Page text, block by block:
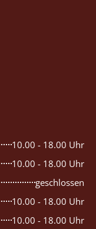
10.00 - 18.00 Uhr
10.00 - 18.00 Uhr
geschlossen
10.00 - 18.00 Uhr
10.00 - 18.00 Uhr